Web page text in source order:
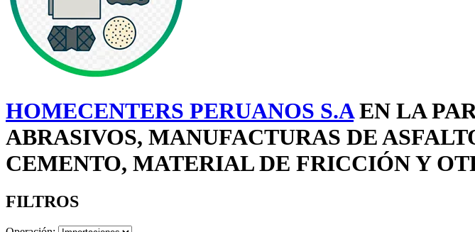
HOMECENTERS PERUANOS S.AEN LA
ABRASIVOS, MANUFACTURAS DE
CEMENTO, MATERIAL DE FRICCIÓN Y
FILTROS